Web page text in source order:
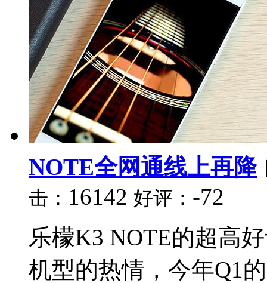
NOTE全网通线上再降
击： 16142 好评： -72
乐檬K3 NOTE的超高
机型的热情，今年Q1